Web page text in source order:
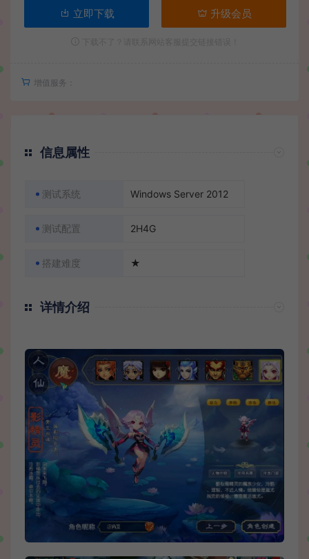
立即下载 升级会员
增值服务：
信息属性
测试系统 Windows Server 2012
测试配置 2H4G
搭建难度 ★
详情介绍